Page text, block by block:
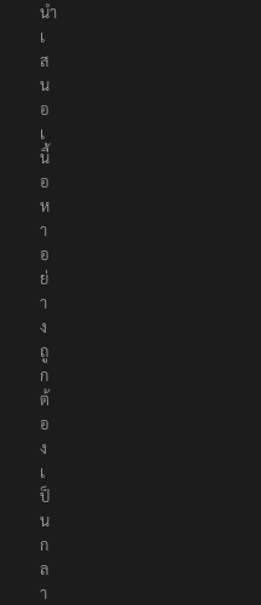
นำ
เ
ส
น
อ
เ
นื้
อ
ห
า
อ
ย่
า
ง
ถู
ก
ต้
อ
ง
เ
ป็
น
ก
ล
า